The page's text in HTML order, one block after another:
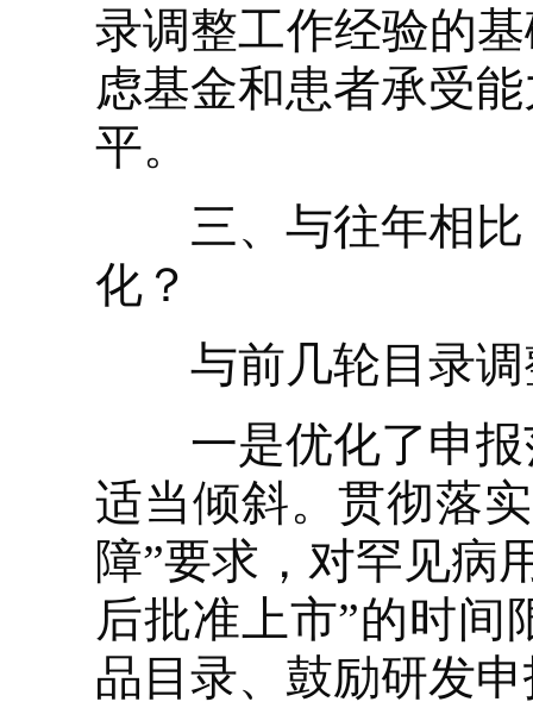
录调整工作经验的
虑基金和患者承受
平。
三、与往年相比
化？
与前几轮目录调
一是优化了申报
适当倾斜。贯彻落
障”要求，对罕见病
后批准上市”的时间
品目录、鼓励研发